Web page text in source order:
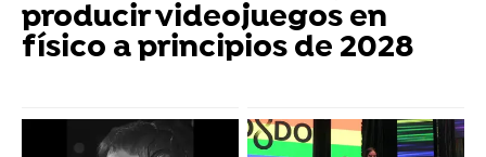
producir videojuegos en
físico a principios de 2028